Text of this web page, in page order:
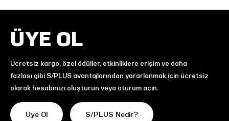
ÜYE OL
Ücretsiz kargo, özel ödüller, etkinliklere erişim ve daha
fazlası gibi S/PLUS avantajlarından yararlanmak için ücretsiz
olarak hesabınızı oluşturun veya oturum açın.
Üye Ol S/PLUS Nedir?